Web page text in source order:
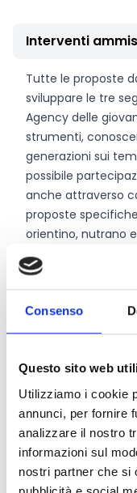
Consenso
Questo sito web
Utilizziamo i cookie
annunci, per fornire
analizzare il nostro
informazioni sul
nostri partner che si
Interventi
Tutte le proposte
sviluppare le tre
Agency delle
strumenti,
generazioni sui
possibile
anche attraverso
proposte
orientino, nutrano
proposto dal
Nuova cultura e
Progettazione e
costruzione e
narrazione della
lo stigma, accolga
nella cornice di un
anche alle cause
partecipazione in
Promozione della
interventi
realizzazione di